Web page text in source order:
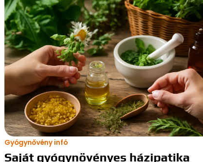
Gyógynővény infó
Saját gyógynövényes házipatika